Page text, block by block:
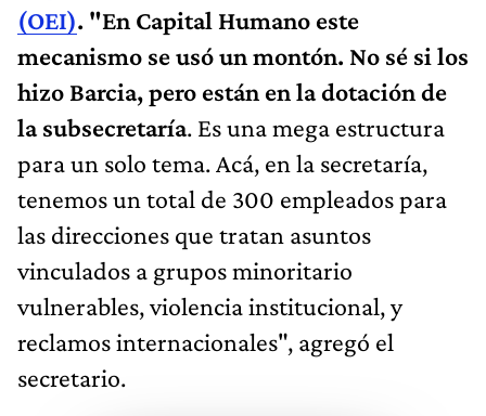
(OEI). "En Capital Humano este
mecanismo se usó un montón. No sé si los
hizo Barcia, pero están en la dotación de
la subsecretaría. Es una mega estructura
para un solo tema. Acá, en la secretaría,
tenemos un total de 300 empleados para
las direcciones que tratan asuntos
vinculados a grupos minoritario
vulnerables, violencia institucional, y
reclamos internacionales", agregó el
secretario.